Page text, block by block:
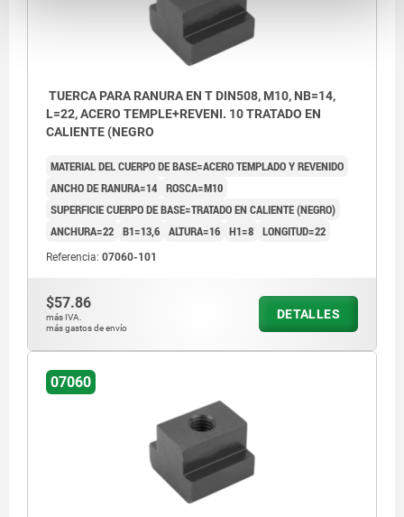
TUERCA PARA RANURA EN T DIN508, M10, NB=14,
L=22, ACERO TEMPLE+REVENI. 10 TRATADO EN
CALIENTE (NEGRO
MATERIAL DEL CUERPO DE BASE=ACERO TEMPLADO Y REVENIDO
ANCHO DE RANURA=14 ROSCA=M10
SUPERFICIE CUERPO DE BASE=TRATADO EN CALIENTE (NEGRO)
ANCHURA=22 B1=13,6 ALTURA=16 H1=8 LONGITUD=22
Referencia: 07060-101
$57.86
más IVA.
más gastos de envío
DETALLES
07060